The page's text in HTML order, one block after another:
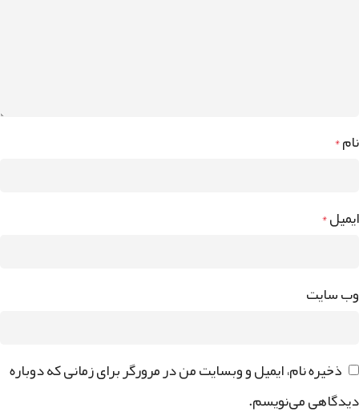
نام*
ایمیل*
وب‌ سایت
ذخیره نام، ایمیل و وبسایت من در مرورگر برای زمانی که دوباره
دیدگاهی می‌نویسم.